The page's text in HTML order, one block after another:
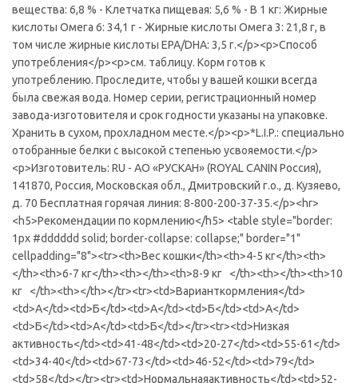
вещества: 6,8 % - Клетчатка пищевая: 5,6 % - В 1 кг: Жирные
кислоты Омега 6: 34,1 г - Жирные кислоты Омега 3: 21,8 г, в
том числе жирные кислоты EPA/DHA: 3,5 г.</p><p>Способ
употребления</p><p>см. таблицу. Корм готов к
употреблению. Проследите, чтобы у вашей кошки всегда
была свежая вода. Номер серии, регистрационный номер
завода-изготовителя и срок годности указаны на упаковке.
Хранить в сухом, прохладном месте.</p><p>*L.I.P.: специально
отобранные белки с высокой степенью усвояемости.</p>
<p>Изготовитель: RU - АО «РУСКАН» (ROYAL CANIN Россия),
141870, Россия, Московская обл., Дмитровский г.о., д. Кузяево,
д. 70 Бесплатная горячая линия: 8-800-200-37-35.</p><hr>
<h5>Рекомендации по кормлению</h5> <table style="border:
1px #dddddd solid; border-collapse: collapse;" border="1"
cellpadding="8"><tr><th>Вес кошки</th><th>4-5 кг</th><th>
</th><th>6-7 кг</th><th></th><th>8-9 кг </th><th></th><th>10
кг </th><th></th></tr><tr><td>Варианткормления</td>
<td>А</td><td>Б</td><td>А</td><td>Б</td><td>А</td>
<td>Б</td><td>А</td><td>Б</td></tr><tr><td>Низкая
активность</td><td>41-48</td><td>20-27</td><td>55-61</td>
<td>34-40</td><td>67-73</td><td>46-52</td><td>79</td>
<td>58</td></tr><tr><td>Нормальнаяактивность</td><td>52-